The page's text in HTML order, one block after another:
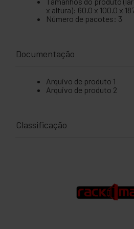
x altura): 60.0 x 100.0 x
Número de pacotes: 3
Documentação
Arquivo de produto 1
Arquivo de produto 2
Classificação